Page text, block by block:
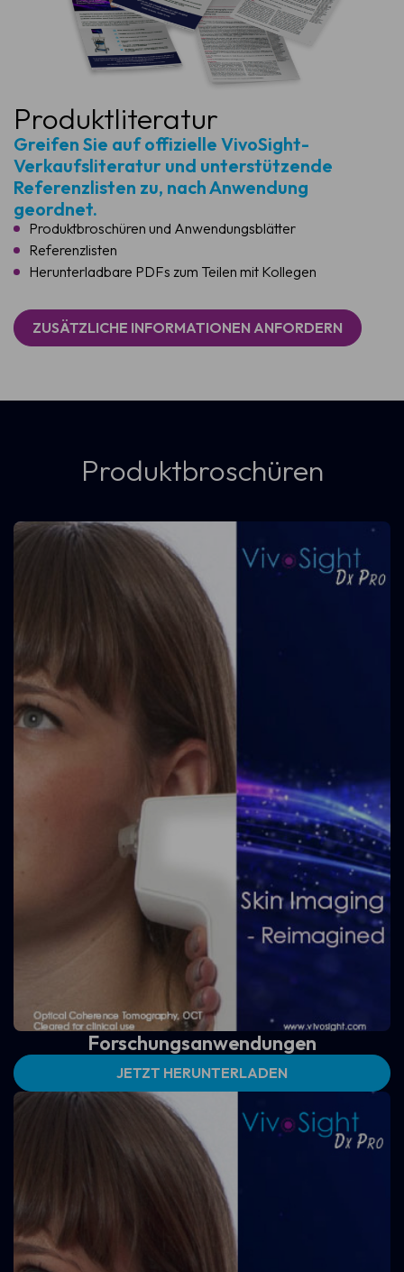
Produktliteratur
Greifen Sie auf offizielle VivoSight-
Verkaufsliteratur und unterstützende
Referenzlisten zu, nach Anwendung
geordnet.
Produktbroschüren und Anwendungsblätter
Referenzlisten
Herunterladbare PDFs zum Teilen mit Kollegen
ZUSÄTZLICHE INFORMATIONEN ANFORDERN
Produktbroschüren
Forschungsanwendungen
JETZT HERUNTERLADEN